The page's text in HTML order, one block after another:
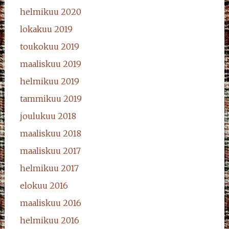
helmikuu 2020
lokakuu 2019
toukokuu 2019
maaliskuu 2019
helmikuu 2019
tammikuu 2019
joulukuu 2018
maaliskuu 2018
maaliskuu 2017
helmikuu 2017
elokuu 2016
maaliskuu 2016
helmikuu 2016